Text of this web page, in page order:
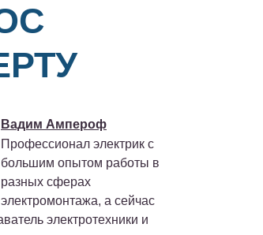
Вадим Ампероф
Профессионал электрик с
большим опытом работы в
разных сферах
электромонтажа, а сейчас
электротехники и